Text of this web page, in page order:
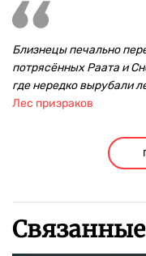
Близнецы печально
потрясённых Раата и
где нередко вырубали
Лес призраков